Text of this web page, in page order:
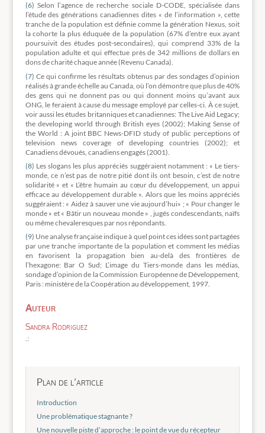
(6) Selon l’agence de recherche sociale D-CODE, spécialisée dans
l’étude des générations canadiennes dites « de l’information », cette
tranche de la population est définie comme la génération Nexus, soit
la cohorte la plus éduquée de la population (67% d’entre eux ayant
poursuivit des études post-secondaires), qui comprend 33% de la
population adulte et qui effectue près de 342 millions de dollars en
dons de charité chaque année (Revenu Canada).
(7) Ce qui confirme les résultats obtenus par des sondages d’opinion
réalisés à grande échelle au Canada, où l’on démontre que plus de 40%
des gens qui ne donnent pas ou qui donnent moins qu’avant aux
ONG, le feraient à cause du message employé par celles-ci. À ce sujet,
voir aussi les études britanniques et canadiennes: The Live Aid Legacy;
the developing world through British eyes (2002); Making Sense of
the World : A joint BBC News-DFID study of public perceptions of
television news coverage of developing countries (2002); et
Canadiens dévoués, canadiens engagés (2001).
(8) Les slogans les plus appréciés suggéraient notamment : « Le tiers-
monde, ce n’est pas de notre pitié dont ils ont besoin, c’est de notre
solidarité » et « L’être humain au cœur du développement, un appui
efficace au développement durable ». Alors que les moins appréciés
suggéraient : « Aidez à sauver une vie aujourd’hui» ; « Pour changer le
monde » et « Bâtir un nouveau monde » , jugés condescendants, naïfs
ou même chevaleresques par nos répondants.
(9) Une analyse française indique à quel point ces idées sont partagées
par une tranche importante de la population et comment les médias
en favorisent la propagation bien au-delà des frontières de
l’hexagone: Bar O Sud; L’image du Tiers-monde dans les médias,
sondage d’opinion de la Commission Européenne de Développement,
Paris : ministère de la Coopération au développement, 1997.
Auteur
Sandra Rodriguez
.:
Plan de l’article
Introduction
Une problématique stagnante ?
Une nouvelle piste d’approche : le point de vue du récepteur